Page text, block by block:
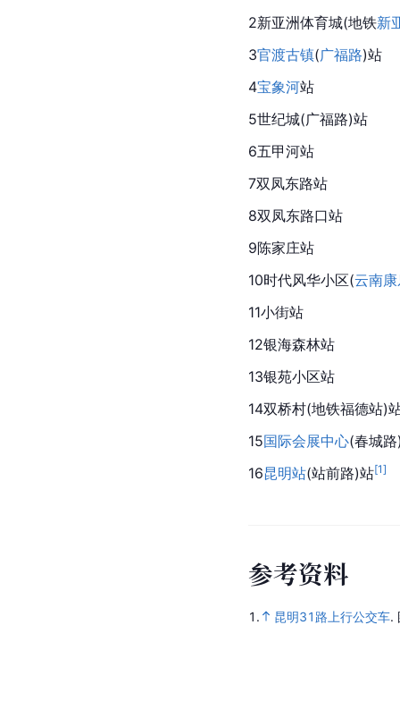
2新亚洲体育城(地铁新
3官渡古镇(广福路)站
4宝象河站
5世纪城(广福路)站
6五甲河站
7双凤东路站
8双凤东路口站
9陈家庄站
10时代风华小区(云南
11小街站
12银海森林站
13银苑小区站
14双桥村(地铁福德站)
15国际会展中心(春城
16昆明站(站前路)站[1]
参考资料
1. 昆明31路上行公交车.